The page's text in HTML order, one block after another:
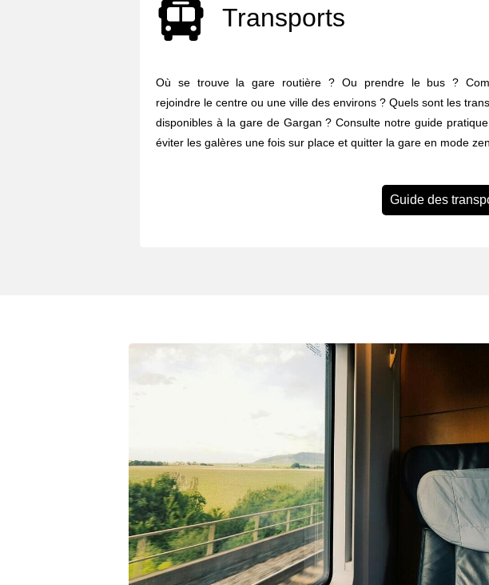
Transports
Où se trouve la gare routière ? Ou prendre le bus ?
rejoindre le centre ou une ville des environs ? Quels sont les
disponibles à la gare de Gargan ? Consulte notre guide
éviter les galères une fois sur place et quitter la gare en mode zen.
Guide des